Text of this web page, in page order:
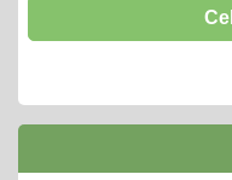
01.10.2024
- tradičně si